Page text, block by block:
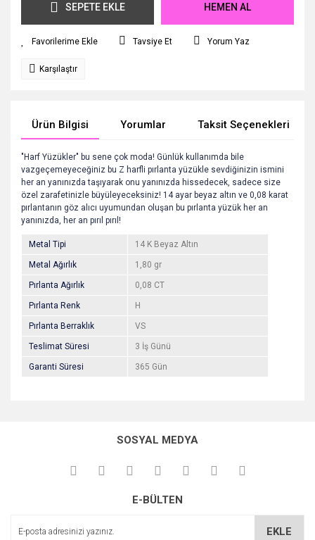
SEPETE EKLE HEMEN AL
Tavsiye Et Yorum Yaz
Karşılaştır
Ürün Bilgisi Yorumlar Taksit Seçenekleri
"Harf Yüzükler" bu sene çok moda! Günlük kullanımda bile
vazgeçemeyeceğiniz bu Z harfli pırlanta yüzükle sevdiğinizin ismini
her an yanınızda taşıyarak onu yanınızda hissedecek, sadece size
özel zarafetinizle büyüleyeceksiniz! 14 ayar beyaz altın ve 0,08 karat
pırlantanın göz alıcı uyumundan oluşan bu pırlanta yüzük her an
yanınızda, her an pırıl pırıl!
Metal Tipi 14 K Beyaz Altın
Metal Ağırlık 1,80 gr
Pırlanta Ağırlık 0,08 CT
Pırlanta Renk H
Pırlanta Berraklık VS
Teslimat Süresi 3 İş Günü
Garanti Süresi 365 Gün
kullanarak tarafımıza iletebilirsiniz.
Görüş ve önerileriniz için teşekkür ederiz.
Ürün açıklamasında eksik bilgiler bulunuyor.
SOSYAL MEDYA
E-BÜLTEN
EKLE